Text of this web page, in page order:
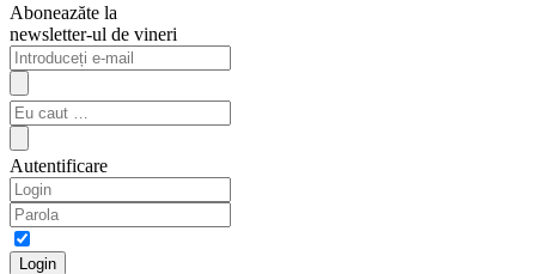
Aboneazăte la
newsletter-ul de vineri
Autentificare